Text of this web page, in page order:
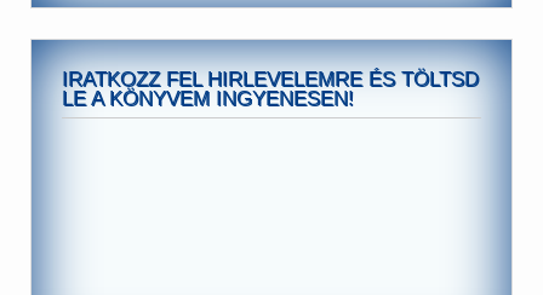
IRATKOZZ FEL HIRLEVELEMRE ÉS TÖLTSD
LE A KÖNYVEM INGYENESEN!